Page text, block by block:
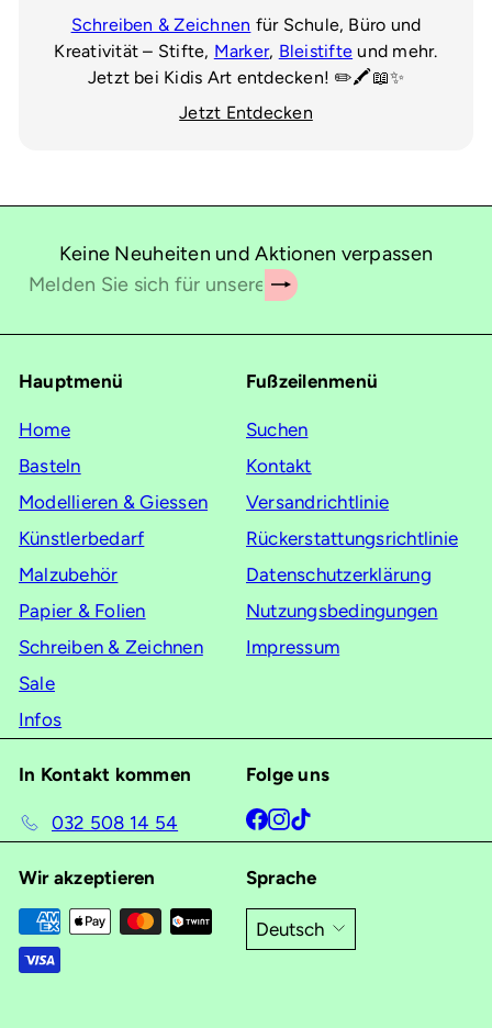
Schreiben & Zeichnen für Schule, Büro und
Kreativität – Stifte, Marker, Bleistifte und mehr.
Jetzt bei Kidis Art entdecken! ✏️🖍️📖✨
Jetzt Entdecken
Keine Neuheiten und Aktionen verpassen
Abonnieren
Melden
sich
unsere
an
Hauptmenü
Home
Basteln
Modellieren & Giessen
Künstlerbedarf
Malzubehör
Papier & Folien
Schreiben & Zeichnen
Sale
Infos
Fußzeilenmenü
Suchen
Kontakt
Versandrichtlinie
Rückerstattungsrichtlinie
Datenschutzerklärung
Nutzungsbedingungen
Impressum
In Kontakt kommen
032 508 14 54
Folge uns
Facebook
Instagram
Wir akzeptieren Sprache
Deutsch